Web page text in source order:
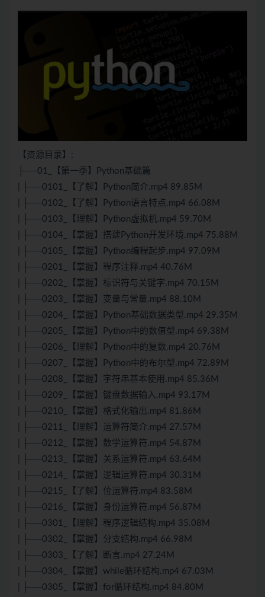
【资源目录】:
├──01_【第一季】Python基础篇
| ├──0101_【了解】Python简介.mp4 89.85M
| ├──0102_【了解】Python语言特点.mp4 66.08M
| ├──0103_【理解】Python虚拟机.mp4 59.70M
| ├──0104_【掌握】搭建Python开发环境.mp4 75.88M
| ├──0105_【掌握】Python编程起步.mp4 97.09M
| ├──0201_【掌握】程序注释.mp4 40.76M
| ├──0202_【掌握】标识符与关键字.mp4 70.15M
| ├──0203_【掌握】变量与常量.mp4 88.10M
| ├──0204_【掌握】Python基础数据类型.mp4 29.35M
| ├──0205_【掌握】Python中的数值型.mp4 69.38M
| ├──0206_【理解】Python中的复数.mp4 20.76M
| ├──0207_【掌握】Python中的布尔型.mp4 72.89M
| ├──0208_【掌握】字符串基本使用.mp4 85.36M
| ├──0209_【掌握】键盘数据输入.mp4 93.17M
| ├──0210_【掌握】格式化输出.mp4 81.86M
| ├──0211_【理解】运算符简介.mp4 27.57M
| ├──0212_【掌握】数学运算符.mp4 54.87M
| ├──0213_【掌握】关系运算符.mp4 63.64M
| ├──0214_【掌握】逻辑运算符.mp4 30.31M
| ├──0215_【了解】位运算符.mp4 83.58M
| ├──0216_【掌握】身份运算符.mp4 56.87M
| ├──0301_【理解】程序逻辑结构.mp4 35.08M
| ├──0302_【掌握】分支结构.mp4 66.98M
| ├──0303_【了解】断言.mp4 27.24M
| ├──0304_【掌握】while循环结构.mp4 67.03M
| ├──0305_【掌握】for循环结构.mp4 84.80M